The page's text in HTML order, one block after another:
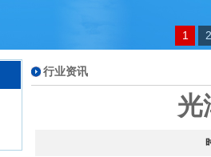
1 2
行业资讯
光